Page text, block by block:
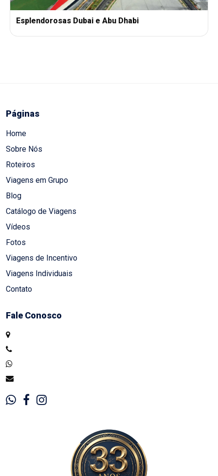
Esplendorosas Dubai e Abu Dhabi
Páginas
Home
Sobre Nós
Roteiros
Viagens em Grupo
Blog
Catálogo de Viagens
Vídeos
Fotos
Viagens de Incentivo
Viagens Individuais
Contato
Fale Conosco